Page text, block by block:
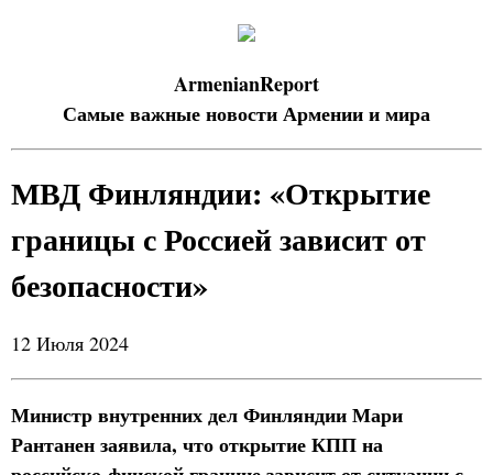
ArmenianReport
Самые важные новости Армении и мира
МВД Финляндии: «Открытие
границы с Россией зависит от
безопасности»
12 Июля 2024
Министр внутренних дел Финляндии Мари
Рантанен заявила, что открытие КПП на